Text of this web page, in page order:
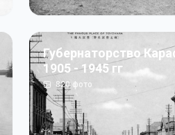
Губернаторство
1905 - 1945 гг
820фото